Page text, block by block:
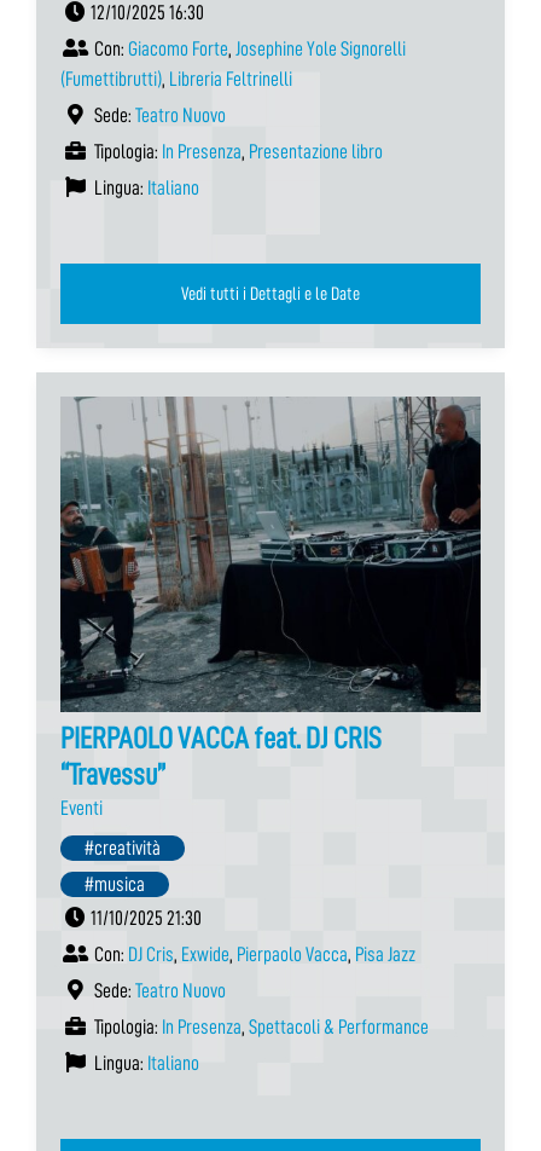
12/10/2025 16:30
Con: Giacomo Forte, Josephine Yole Signorelli
(Fumettibrutti), Libreria Feltrinelli
Sede: Teatro Nuovo
Tipologia: In Presenza, Presentazione libro
Lingua: Italiano
Vedi tutti i Dettagli e le Date
PIERPAOLO VACCA feat. DJ CRIS
“Travessu”
Eventi
#creatività
#musica
11/10/2025 21:30
Con: DJ Cris, Exwide, Pierpaolo Vacca, Pisa Jazz
Sede: Teatro Nuovo
Tipologia: In Presenza, Spettacoli & Performance
Lingua: Italiano